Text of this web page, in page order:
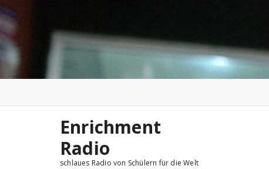
Zum
Inhalt
springen
Enrichment
Radio
schlaues Radio von Schülern für die Welt